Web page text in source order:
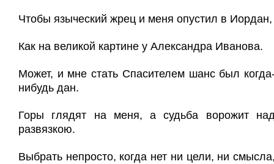
Чтобы языческий жрец и меня опустил в Иордан,
Как на великой картине у Александра Иванова.
Может, и мне стать Спасителем шанс был
нибудь дан.
Горы глядят на меня, а судьба ворожит
развязкою.
Выбрать непросто, когда нет ни цели, ни